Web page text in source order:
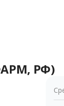
РФ)